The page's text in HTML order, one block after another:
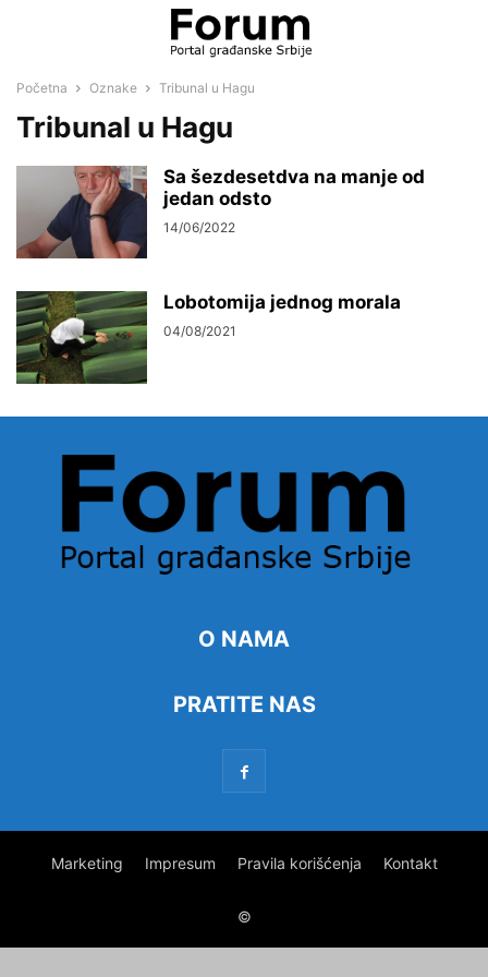
Početna Oznake Tribunal u Hagu
Tribunal u Hagu
Sa šezdesetdva na manje od
jedan odsto
14/06/2022
Lobotomija jednog morala
04/08/2021
O NAMA
PRATITE NAS
Marketing Impresum Pravila korišćenja Kontakt
©